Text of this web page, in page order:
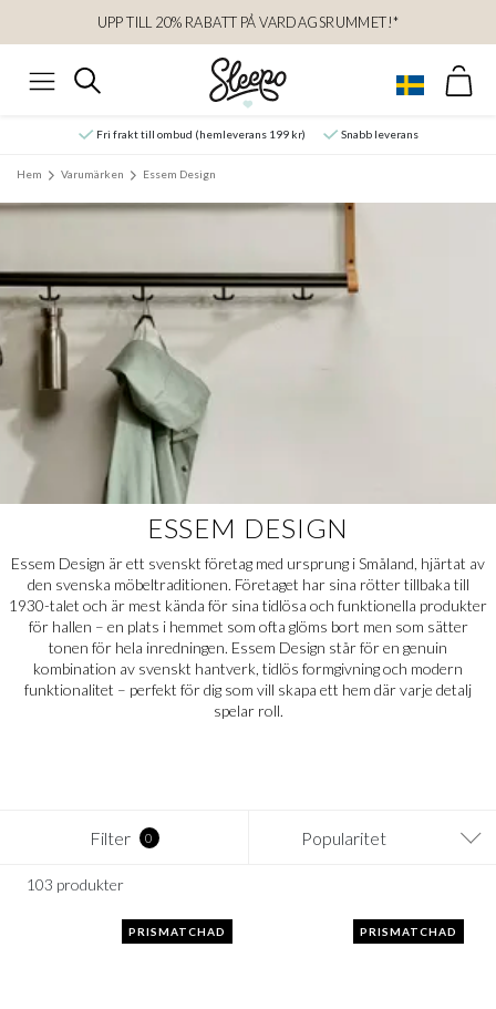
UPP TILL 20% RABATT PÅ VARDAGSRUMMET!*
Sök
Fri frakt till ombud (hemleverans 199 kr) Snabb leverans
Hem Varumärken Essem Design
ESSEM DESIGN
Essem Design är ett svenskt företag med ursprung i Småland, hjärtat av
den svenska möbeltraditionen. Företaget har sina rötter tillbaka till
1930-talet och är mest kända för sina tidlösa och funktionella produkter
för hallen – en plats i hemmet som ofta glöms bort men som sätter
tonen för hela inredningen. Essem Design står för en genuin
kombination av svenskt hantverk, tidlös formgivning och modern
funktionalitet – perfekt för dig som vill skapa ett hem där varje detalj
spelar roll.
Filter 0 Popularitet
103 produkter
PRISMATCHAD PRISMATCHAD